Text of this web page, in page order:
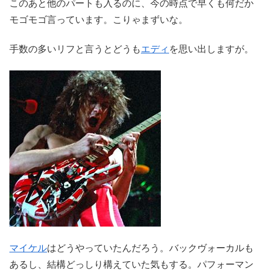
このあと他のパートも入るのに、今の時点で早くも何だか
モゴモゴ言っています。こりゃまずいな。
手数の多いリフと言うとどうもエディ を思い出しますが。
マイケルはどうやっていたんだろう。バックヴォーカルも
あるし、結構どっしり構えていた気もする。パフォーマン